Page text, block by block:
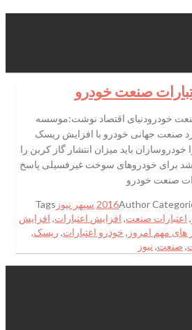
صنعت خودرو
خودرودنیای اقتصاد نوشت:موسسه
صنعت جهانی خودرو با افزایش ریسک
باید میزان انتشار گاز کربن را
برای خودروهای سوخت غیرفسیلی پاسخ
صنعت خودرو
Author سپهر نیوز Tags
, اعتبارات صنعت, افزایش اعتبارات, افزایش
های مهم امروز , خودرو اعتبارات, ریسک,
, صنعت, نیوز